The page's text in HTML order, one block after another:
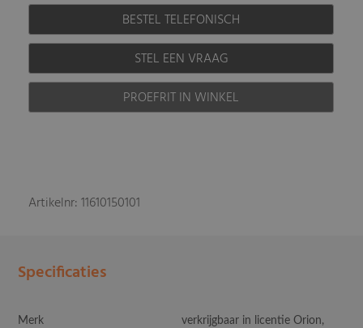
BESTEL TELEFONISCH
STEL EEN VRAAG
PROEFRIT IN WINKEL
Artikelnr: 11610150101
Specificaties
Merk
verkrijgbaar in licentie Orion,